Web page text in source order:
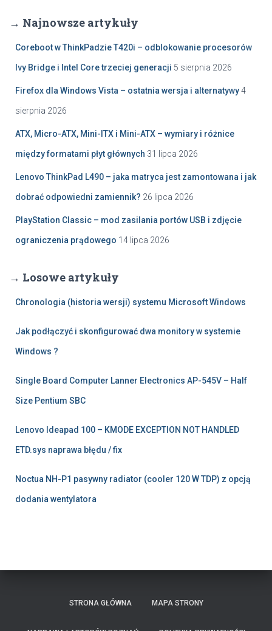
→ Najnowsze artykuły
Coreboot w ThinkPadzie T420i – odblokowanie procesorów
Ivy Bridge i Intel Core trzeciej generacji 5 sierpnia 2026
Firefox dla Windows Vista – ostatnia wersja i alternatywy4
sierpnia 2026
ATX, Micro-ATX, Mini-ITX i Mini-ATX – wymiary i różnice
między formatami płyt głównych 31 lipca 2026
Lenovo ThinkPad L490 – jaka matryca jest zamontowana i jak
dobrać odpowiedni zamiennik? 26 lipca 2026
PlayStation Classic – mod zasilania portów USB i zdjęcie
ograniczenia prądowego 14 lipca 2026
→ Losowe artykuły
Chronologia (historia wersji) systemu Microsoft Windows
Jak podłączyć i skonfigurować dwa monitory w systemie
Windows ?
Single Board Computer Lanner Electronics AP-545V – Half
Size Pentium SBC
Lenovo Ideapad 100 – KMODE EXCEPTION NOT HANDLED
ETD.sys naprawa błędu / fix
Noctua NH-P1 pasywny radiator (cooler 120 W TDP) z opcją
dodania wentylatora
STRONA GŁÓWNA MAPA STRONY